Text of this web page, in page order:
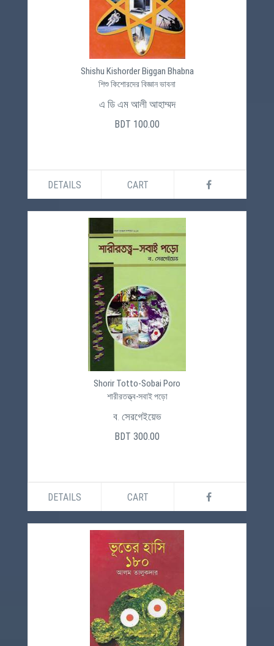
Shishu Kishorder Biggan Bhabna
শিশু কিশোরদের বিজ্ঞান ভাবনা
এ ডি এম আলী আহাম্মদ
BDT 100.00
DETAILS CART
Shorir Totto-Sobai Poro
শারীরতত্ত্ব-সবাই পড়ো
ব. সেরগেইয়েভ
BDT 300.00
DETAILS CART